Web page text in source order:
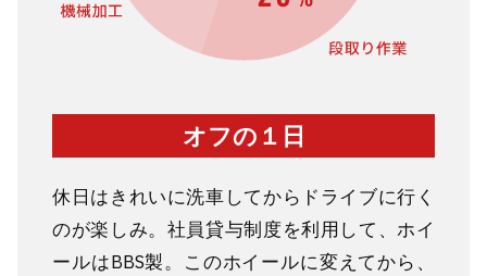
オフの１日
休日はきれいに洗車してからドライブに行く
のが楽しみ。社員貸与制度を利用して、ホイ
ールはBBS製。このホイールに変えてから、